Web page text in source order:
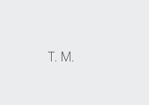
T. M.